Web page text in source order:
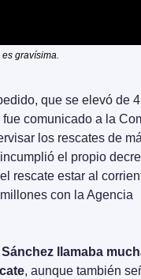
gravísima.
que se elevó de
comunicado a la
los rescates de
el propio
rescate estar al
con la Agencia
Sánchez llamaba
, aunque también